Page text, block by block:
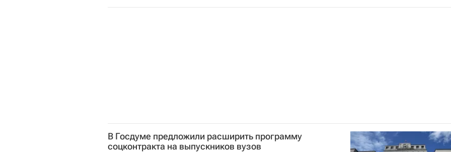
Россия
СССР Проект Кибербезопасность
В Госдуме предложили расширить программу
соцконтракта на выпускников вузов